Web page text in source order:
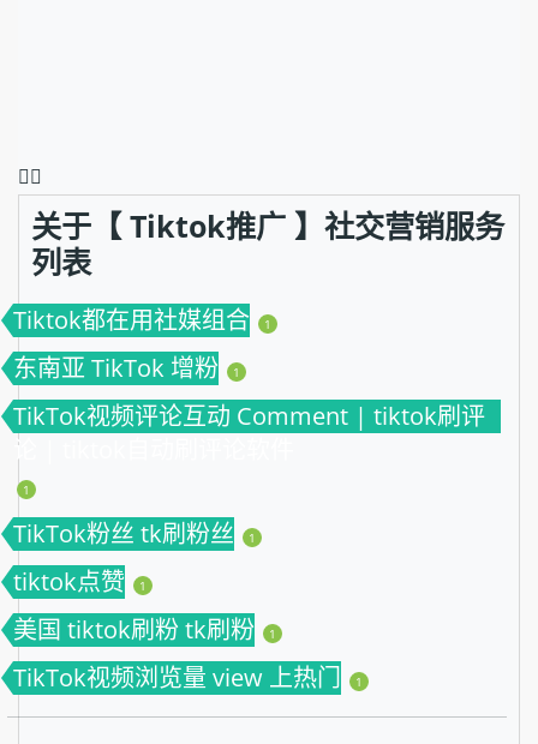
❤️‍🔥
关于【 Tiktok推广 】社交营销服务
列表
Tiktok都在用社媒组合 1
东南亚 TikTok 增粉 1
TikTok视频评论互动 Comment | tiktok刷评
论 | tiktok自动刷评论软件
1
TikTok粉丝 tk刷粉丝 1
tiktok点赞 1
美国 tiktok刷粉 tk刷粉 1
TikTok视频浏览量 view 上热门 1